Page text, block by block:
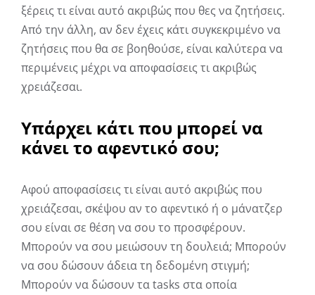
ξέρεις τι είναι αυτό ακριβώς που θες να ζητήσεις.
Από την άλλη, αν δεν έχεις κάτι συγκεκριμένο να
ζητήσεις που θα σε βοηθούσε, είναι καλύτερα να
περιμένεις μέχρι να αποφασίσεις τι ακριβώς
χρειάζεσαι.
Υπάρχει κάτι που μπορεί να
κάνει το αφεντικό σου;
Αφού αποφασίσεις τι είναι αυτό ακριβώς που
χρειάζεσαι, σκέψου αν το αφεντικό ή ο μάνατζερ
σου είναι σε θέση να σου το προσφέρουν.
Μπορούν να σου μειώσουν τη δουλειά; Μπορούν
να σου δώσουν άδεια τη δεδομένη στιγμή;
Μπορούν να δώσουν τα tasks στα οποία